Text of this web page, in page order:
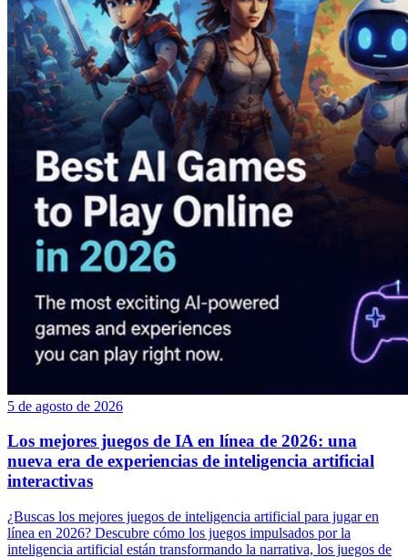
5 de agosto de 2026
Los mejores juegos de IA en línea de 2026: una
nueva era de experiencias de inteligencia artificial
interactivas
¿Buscas los mejores juegos de inteligencia artificial para jugar en
línea en 2026? Descubre cómo los juegos impulsados por la
inteligencia artificial están transformando la narrativa, los juegos de